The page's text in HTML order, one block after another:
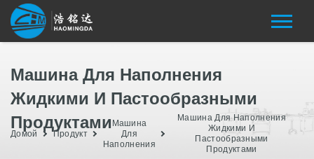
Машина Для Наполнения
Жидкими И Пастообразными
Продуктами
Домой Продукт
Машина
Для
Наполнения
Машина Для Наполнения
Жидкими И
Пастообразными
Продуктами